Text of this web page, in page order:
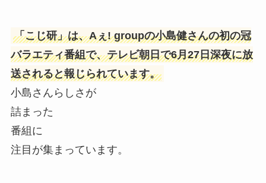
「こじ研」は、Aぇ! groupの小島健さんの初の冠
バラエティ番組で、テレビ朝日で6月27日深夜に放
送されると報じられています。
小島さんらしさが
詰まった
番組に
注目が集まっています。